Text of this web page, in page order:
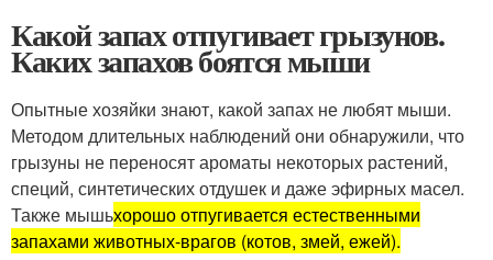
Какой запах отпугивает грызунов.
Каких запахов боятся мыши
Опытные хозяйки знают, какой запах не любят мыши.
Методом длительных наблюдений они обнаружили, что
грызуны не переносят ароматы некоторых растений,
специй, синтетических отдушек и даже эфирных масел.
Также мышьхорошо отпугивается естественными
запахами животных-врагов (котов, змей, ежей).